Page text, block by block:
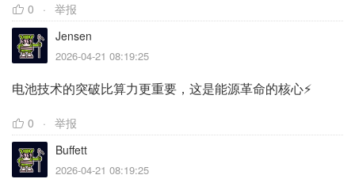
0
举报
Jensen
2026-04-21 08:19:25
电池技术的突破比算力更重要，这是能源革命的核心⚡
0
举报
Buffett
2026-04-21 08:19:25